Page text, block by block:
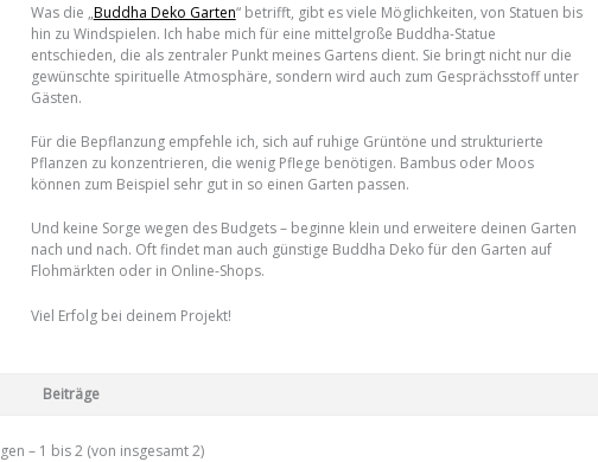
Was die „Buddha Deko Garten“ betrifft, gibt es viele Möglichkeiten, von Statuen bis
hin zu Windspielen. Ich habe mich für eine mittelgroße Buddha-Statue
entschieden, die als zentraler Punkt meines Gartens dient. Sie bringt nicht nur die
gewünschte spirituelle Atmosphäre, sondern wird auch zum Gesprächsstoff unter
Gästen.
Für die Bepflanzung empfehle ich, sich auf ruhige Grüntöne und strukturierte
Pflanzen zu konzentrieren, die wenig Pflege benötigen. Bambus oder Moos
können zum Beispiel sehr gut in so einen Garten passen.
Und keine Sorge wegen des Budgets – beginne klein und erweitere deinen Garten
nach und nach. Oft findet man auch günstige Buddha Deko für den Garten auf
Flohmärkten oder in Online-Shops.
Viel Erfolg bei deinem Projekt!
Beiträge
– 1 bis 2 (von insgesamt 2)